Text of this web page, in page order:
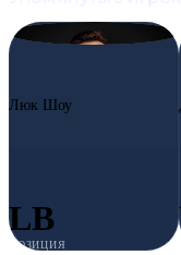
#23 LS
Люк Шоу
LB
ПОЗИЦИЯ